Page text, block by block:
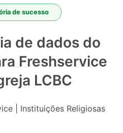
de sucesso
de dados do
Freshservice
LCBC
| Instituições Religiosas